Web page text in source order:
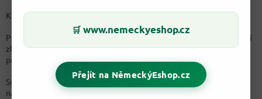
🛒 www.nemeckyeshop.cz
Přejít na NěmeckýEshop.cz
Kdo prý půjde přesně o půlnoci pro vodu do studny, nabere víno.
Pokud vydržíte celý Štědrý den se postit, tak večer se vám pak zjeví
zlaté prasátko, které vám zaručí hojnost a dobrou úrodu na celý
příští rok.
Smůlu přináší, když ženy na půlnoční mši pletou či šijí, protože dílo
následně zničí myši.